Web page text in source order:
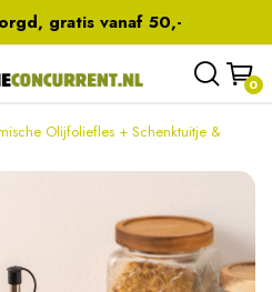
gratis vanaf 50,-
0
Olijfoliefles + Schenktuitje &